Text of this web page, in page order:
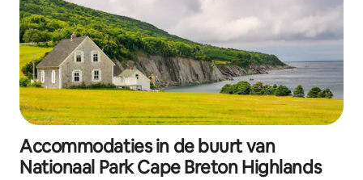
Accommodaties in de buurt van
Nationaal Park Cape Breton Highlands